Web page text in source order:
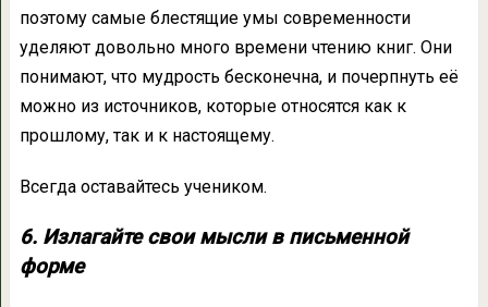
поэтому самые блестящие умы современности
уделяют довольно много времени чтению книг. Они
понимают, что мудрость бесконечна, и почерпнуть её
можно из источников, которые относятся как к
прошлому, так и к настоящему.
Всегда оставайтесь учеником.
6. Излагайте свои мысли в письменной
форме